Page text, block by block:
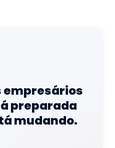
empresários
preparada
mudando.